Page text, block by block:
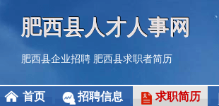
肥西县人才人事网
肥西县企业招聘 肥西县求职者简历
首页 招聘信息 求职简历